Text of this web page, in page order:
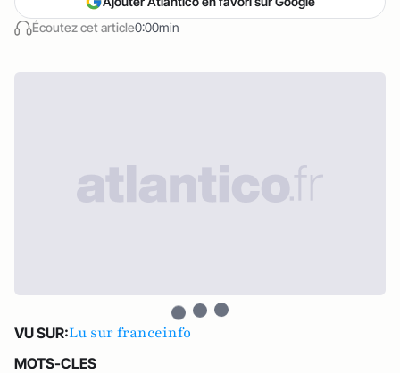
Écoutez cet article0:00min
VU SUR:Lu sur franceinfo
MOTS-CLES